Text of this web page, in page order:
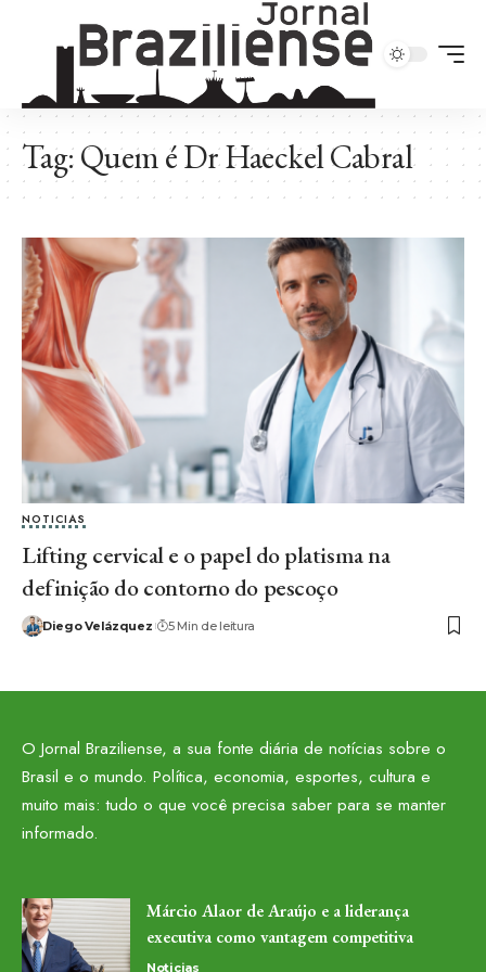
Tag:Quem é Dr Haeckel Cabral
NOTICIAS
Lifting cervical e o papel do platisma na
definição do contorno do pescoço
Diego Velázquez 5 Min de leitura
O Jornal Braziliense, a sua fonte diária de notícias sobre o
Brasil e o mundo. Política, economia, esportes, cultura e
muito mais: tudo o que você precisa saber para se manter
informado.
Márcio Alaor de Araújo e a liderança
executiva como vantagem competitiva
Noticias